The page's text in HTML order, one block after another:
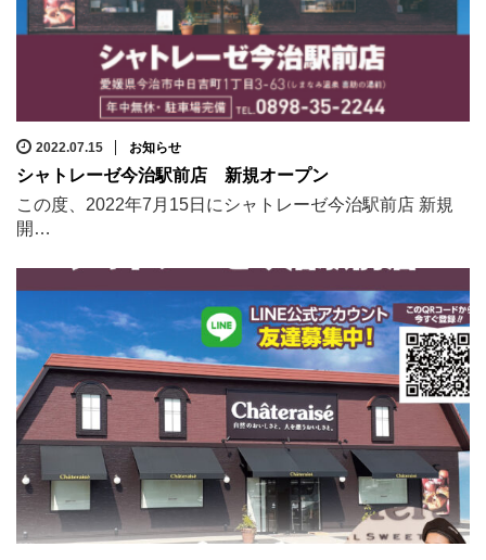
2022.07.15 お知らせ
シャトレーゼ今治駅前店 新規オープン
この度、2022年7月15日にシャトレーゼ今治駅前店 新規
開…